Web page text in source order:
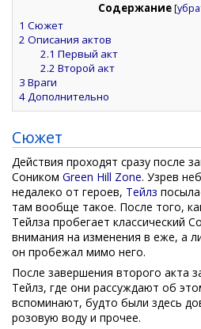
Содержание[
1 Сюжет
2 Описания актов
2.1 Первый акт
2.2 Второй акт
3 Враги
4Дополнительно
Сюжет
Действия проходят сразу после
Соником Green Hill Zone. Узрев
недалеко от героев, Тейлз
там вообще такое. После того,
Тейлза пробегает классический
внимания на изменения в еже, а
он пробежал мимо него.
После завершения второго акта
Тейлз, где они рассуждают об
вспоминают, будто были здесь
розовую воду и прочее.